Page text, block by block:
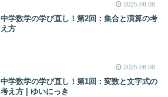
2025.08.08
中学数学の学び直し！第2回：集合と演算の考
え方
2025.08.08
中学数学の学び直し！第1回：変数と文字式の
考え方 | ゆいにっき